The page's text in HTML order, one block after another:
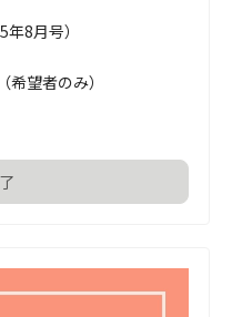
8月号）
望者のみ）